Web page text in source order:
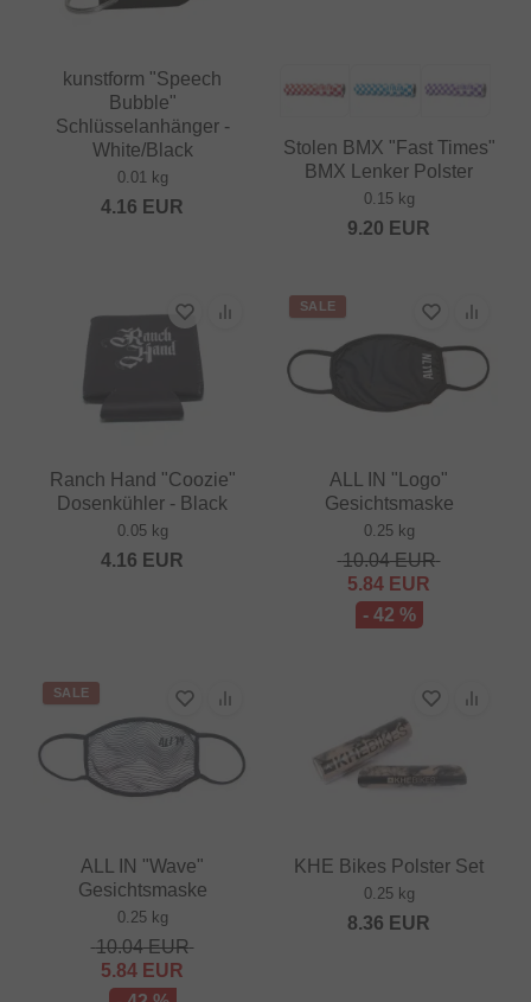
kunstform "Speech
Bubble"
Schlüsselanhänger -
White/Black
0.01 kg
4.16 EUR
Stolen BMX "Fast Times"
BMX Lenker Polster
0.15 kg
9.20 EUR
Ranch Hand "Coozie"
Dosenkühler - Black
0.05 kg
4.16 EUR
SALE
ALL IN "Logo"
Gesichtsmaske
0.25 kg
10.04EUR
5.84 EUR
- 42 %
SALE
ALL IN "Wave"
Gesichtsmaske
0.25 kg
10.04EUR
5.84 EUR
KHE Bikes Polster Set
0.25 kg
8.36 EUR